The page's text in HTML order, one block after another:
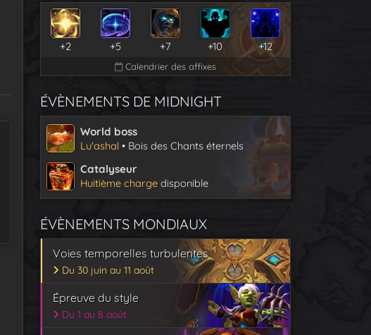
+2 +5 +7 +10 +12
Calendrier des affixes
ÉVÈNEMENTS DE MIDNIGHT
World boss
Lu'ashal • Bois des Chants éternels
Catalyseur
Huitième charge disponible
ÉVÈNEMENTS MONDIAUX
Voies temporelles turbulentes
Du 30 juin au 11 août
Épreuve du style
Du 1 au 8 août